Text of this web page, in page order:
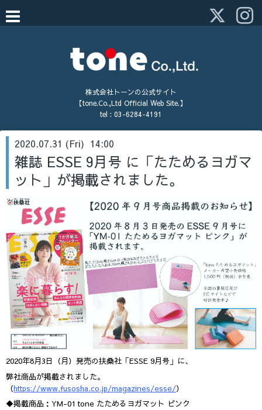
株式会社トーンの公式サイト
【tone.Co.,Ltd Official Web Site.】
tel : 03-6284-4191
2020.07.31 (Fri) 14:00
雑誌 ESSE 9月号 に「たためるヨガマ
ット」が掲載されました。
2020年8月3日（月）発売の扶桑社「ESSE 9月号」に、
弊社商品が掲載されました。
（https://www.fusosha.co.jp/magazines/esse/）
◆掲載商品：YM-01 tone たためるヨガマット ピンク